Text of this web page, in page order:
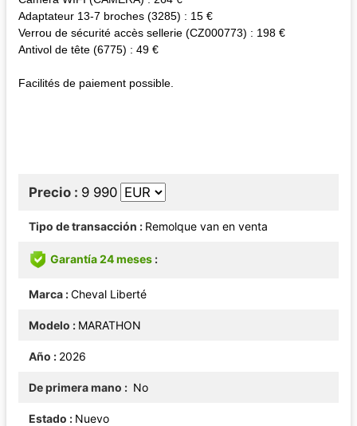
Adaptateur 13-7 broches (3285) : 15 €
Verrou de sécurité accès sellerie (CZ000773) : 198 €
Antivol de tête (6775) : 49 €
Facilités de paiement possible.
Precio 9 990
Tipo de transacción Remolque van en venta
Garantía 24 meses
Marca Cheval Liberté
Modelo MARATHON
Año 2026
De primera mano No
Estado Nuevo